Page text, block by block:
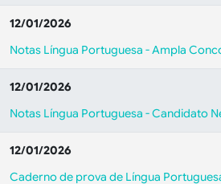
12/01/2026
Notas Língua Portuguesa - Ampla
12/01/2026
Notas Língua Portuguesa - Candidato
12/01/2026
Caderno de prova de Língua